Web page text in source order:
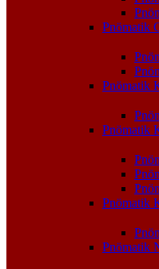
Pnömatik
Pnömatik
Pnömatik
Pnömatik
Pnömatik